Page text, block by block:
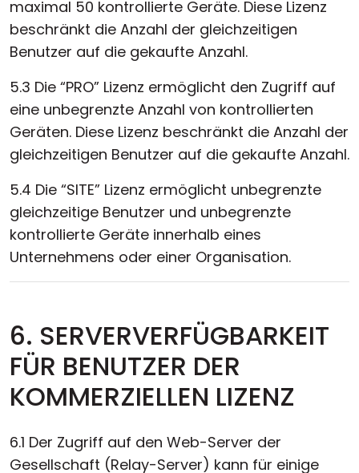
maximal 50 kontrollierte Geräte. Diese Lizenz
beschränkt die Anzahl der gleichzeitigen
Benutzer auf die gekaufte Anzahl.
5.3 Die “PRO” Lizenz ermöglicht den Zugriff auf
eine unbegrenzte Anzahl von kontrollierten
Geräten. Diese Lizenz beschränkt die Anzahl der
gleichzeitigen Benutzer auf die gekaufte Anzahl.
5.4 Die “SITE” Lizenz ermöglicht unbegrenzte
gleichzeitige Benutzer und unbegrenzte
kontrollierte Geräte innerhalb eines
Unternehmens oder einer Organisation.
6. SERVERVERFÜGBARKEIT
FÜR BENUTZER DER
KOMMERZIELLEN LIZENZ
6.1 Der Zugriff auf den Web-Server der
Gesellschaft (Relay-Server) kann für einige